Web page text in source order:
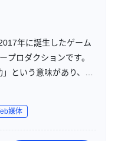
年に誕生したゲーム
プロダクションです。
という意味があり、ゲ
げたいという意志と所
ちは実況者さんと二人
媒体